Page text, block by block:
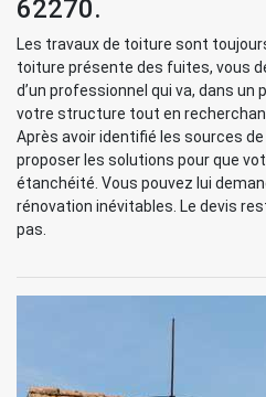
62270.
Les travaux de toiture sont
toiture présente des fuites, vous
d’un professionnel qui va, dans
votre structure tout en
Après avoir identifié les sources
proposer les solutions pour que
étanchéité. Vous pouvez lui
rénovation inévitables. Le devis
pas.